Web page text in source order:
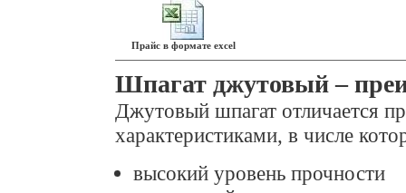
Прайс в формате excel
Шпагат джутовый –
Джутовый шпагат отличается
характеристиками, в числе
высокий уровень прочности